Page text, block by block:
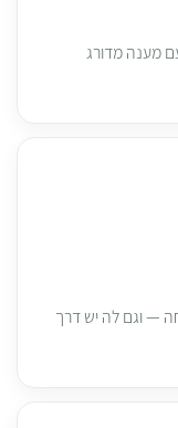
מענה מדורג
— וגם לה יש דרך